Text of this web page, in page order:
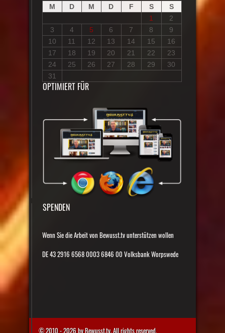
M D M D F S
S
1
2
3
4 5 6 7 8
9
10
11 12 13 14 15
16
17
18 19 20 21 22
23
24
25 26 27 28 29
30
31
OPTIMIERT FÜR
SPENDEN
Wenn Sie die Arbeit von Bewusst.tv unterstützen wollen
DE 43 2916 6568 0003 6846 00 Volksbank Worpswede
© 2010 - 2026 by Bewusst.tv. All rights reserved.